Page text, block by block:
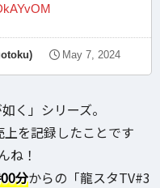
May 7, 2024
く」シリーズ。
を記録したことです
ね！
分からの「龍スタTV#3